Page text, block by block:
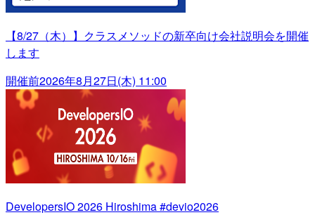
【8/27（木）】クラスメソッドの新卒向け会社説明会を開催
します
開催前2026年8月27日(木) 11:00
DevelopersIO 2026 Hiroshima #devio2026